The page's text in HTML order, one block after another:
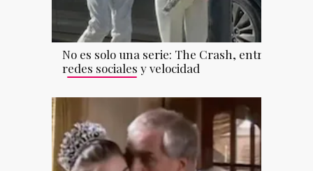
No es solo una serie: The Crash, entre
redes sociales y velocidad